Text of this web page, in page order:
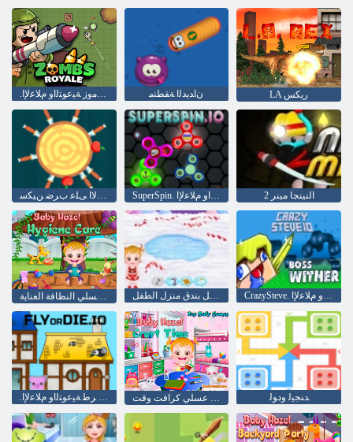
ﻥﺍﺪﻳﺪﻟﺍ ﺔﻘﻄﻨﻣ LA ريكس
SuperSpin. ﺔﻴﻋﻮﺘﻟﺍﻭ ﻡﻼ ﻋﻹ ﺍ النينجا مينر 2
طفل عسلي النظافة العناية الزنجبيل بندق منزل الطفل CrazySteve. ﺔﻴﻋﻮﺘﻟﺍﻭ ﻡﻼ ﻋﻹ ﺍ
.ﺖﻣ ﻭﺃ ﺮﻃ ﺔﻴﻋﻮﺘﻟﺍﻭ ﻡﻼ ﻋﻹ ﺍ طفل عسلي كرافت وقت ﺪﻨﺠﻴﻟ ﻭﺩﻮﻟ